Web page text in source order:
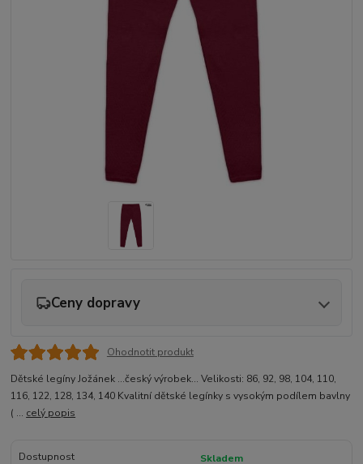
Ceny dopravy
Ohodnotit produkt
Dětské legíny Jožánek ...český výrobek... Velikosti: 86, 92, 98, 104, 110,
116, 122, 128, 134, 140 Kvalitní dětské legínky s vysokým podílem bavlny
( ... celý popis
Dostupnost
Skladem